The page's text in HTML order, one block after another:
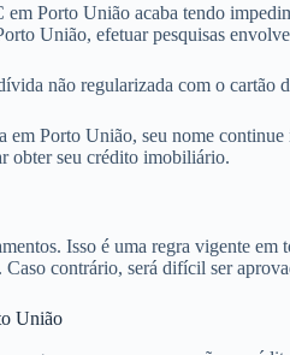
Porto União acaba tendo
União, efetuar pesquisas
não regularizada com o
em Porto União, seu nome
obter seu crédito imobiliário.
Isso é uma regra vigente
contrário, será difícil ser
União